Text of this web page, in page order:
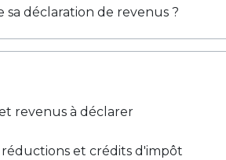
déclaration de revenus ?
revenus à déclarer
et crédits d'impôt